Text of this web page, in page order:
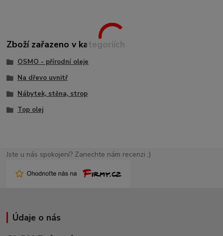
Zboží zařazeno v kategoriích
OSMO - přírodní oleje
Na dřevo uvnitř
Nábytek, stěna, strop
Top olej
Jste u nás spokojení? Zanechte nám recenzi ;)
Údaje o nás